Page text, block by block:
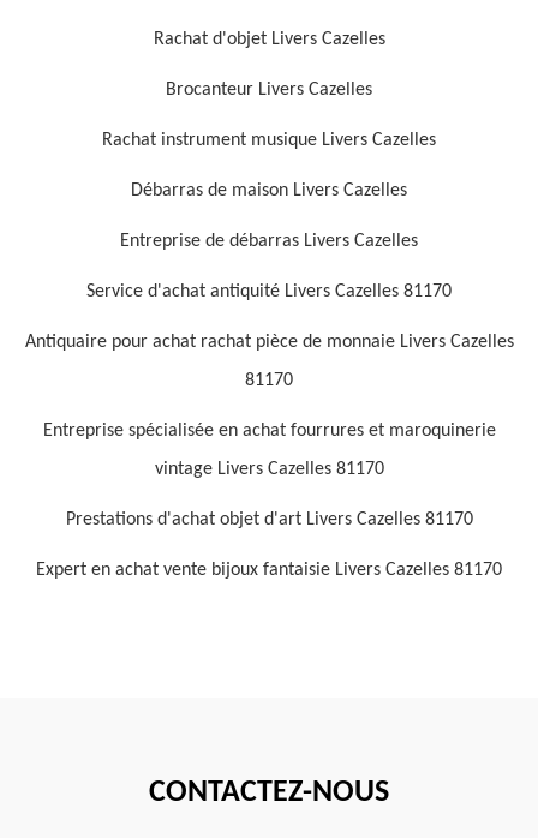
Rachat d'objet Livers Cazelles
Brocanteur Livers Cazelles
Rachat instrument musique Livers Cazelles
Débarras de maison Livers Cazelles
Entreprise de débarras Livers Cazelles
Service d'achat antiquité Livers Cazelles 81170
Antiquaire pour achat rachat pièce de monnaie Livers Cazelles
81170
Entreprise spécialisée en achat fourrures et maroquinerie
vintage Livers Cazelles 81170
Prestations d'achat objet d'art Livers Cazelles 81170
Expert en achat vente bijoux fantaisie Livers Cazelles 81170
CONTACTEZ-NOUS